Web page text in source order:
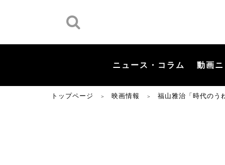
ニュース・コラム 動画
トップページ ＞ 映画情報 ＞ 福山雅治「時代のう